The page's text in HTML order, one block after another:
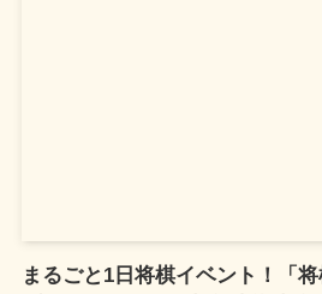
まるごと1日将棋イベント！「